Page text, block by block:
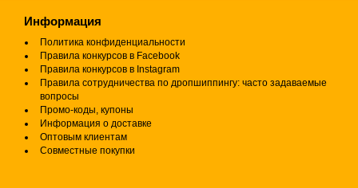
Информация
Политика конфиденциальности
Правила конкурсов в Facebook
Правила конкурсов в Instagram
Правила сотрудничества по дропшиппингу: часто задаваемые
вопросы
Промо-коды, купоны
Информация о доставке
Оптовым клиентам
Совместные покупки